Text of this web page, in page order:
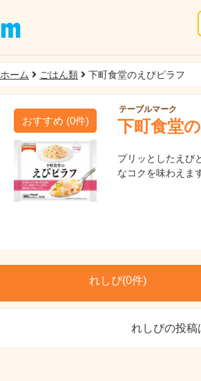
ホーム ごはん類 下町食堂のえびピラフ
おすすめ (0件)
テーブルマーク
下町食堂
プリッとしたえび
なコクを味わえま
れしぴ(0件)
れしぴの投稿